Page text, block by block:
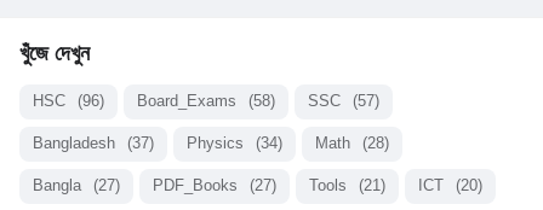
খুঁজে দেখুন
HSC (96) Board_Exams (58) SSC (57)
Bangladesh (37) Physics (34) Math (28)
Bangla (27) PDF_Books (27) Tools (21) ICT (20)